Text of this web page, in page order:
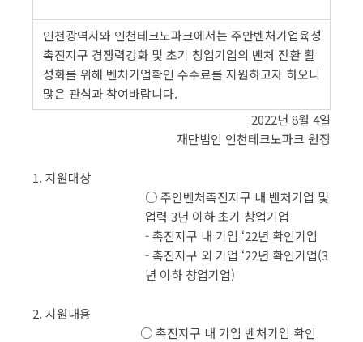
인천광역시와 인천테크노파크에서는 주안벤처기업육성
촉진지구 경쟁력강화 및 초기 창업기업의 벤처 전환 활
성화를 위해 벤처기업확인 수수료를 지원하고자 하오니
많은 관심과 참여바랍니다.
2022년 8월 4일
재단법인 인천테크노파크 원장
1. 지원대상
○ 주안벤처촉진지구 내 밴처기업 및
업력 3년 이하 초기 창업기업
- 촉진지구 내 기업 ‘22년 확인기업
- 촉진지구 외 기업 ‘22년 확인기업(3
년 이하 창업기업)
2. 지원내용
○ 촉진지구 내 기업 벤처기업 확인